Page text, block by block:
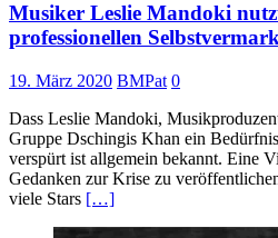
Musiker Leslie Mandoki
professionellen
19. März 2020 BMPat 0
Dass Leslie Mandoki,
Gruppe Dschingis Khan ein
verspürt ist allgemein bekannt. Eine
Gedanken zur Krise zu
viele Stars […]